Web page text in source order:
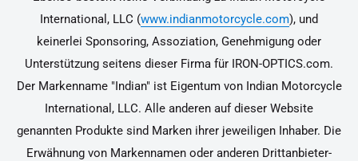
International, LLC (www.indianmotorcycle.com), und
keinerlei Sponsoring, Assoziation, Genehmigung oder
Unterstützung seitens dieser Firma für IRON-OPTICS.com.
Der Markenname "Indian" ist Eigentum von Indian Motorcycle
International, LLC. Alle anderen auf dieser Website
genannten Produkte sind Marken ihrer jeweiligen Inhaber. Die
Erwähnung von Markennamen oder anderen Drittanbieter-